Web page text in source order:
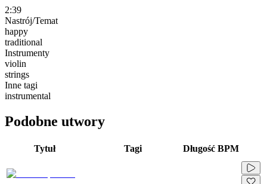
2:39
Nastrój/Temat
happy
traditional
Instrumenty
violin
strings
Inne tagi
instrumental
Podobne utwory
Tytuł Tagi Długość BPM